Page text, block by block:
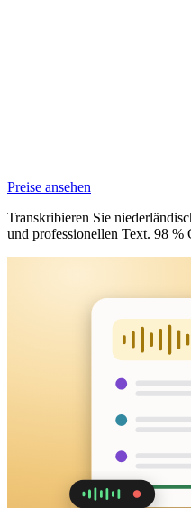
Preise ansehen
Transkribieren Sie
und professionellen Text. 98 %